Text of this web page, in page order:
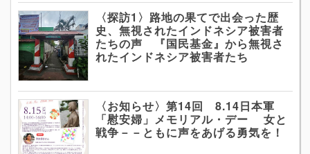
〈探訪1〉路地の果てで出会った歴
史、無視されたインドネシア被害者
たちの声 『国民基金』から無視さ
れたインドネシア被害者たち
〈お知らせ〉第14回 8.14日本軍
「慰安婦」メモリアル・デー 女と
戦争－－ともに声をあげる勇気を！